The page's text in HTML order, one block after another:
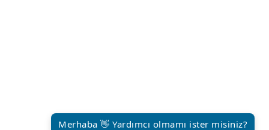
Merhaba 👋 Yardımcı olmamı ister misiniz?